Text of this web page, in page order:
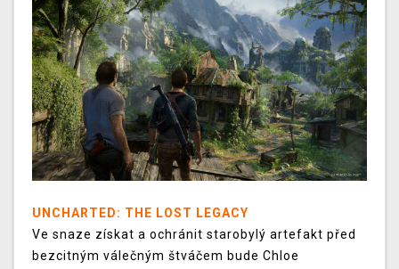
UNCHARTED: THE LOST LEGACY
Ve snaze získat a ochránit starobylý artefakt před
bezcitným válečným štváčem bude Chloe